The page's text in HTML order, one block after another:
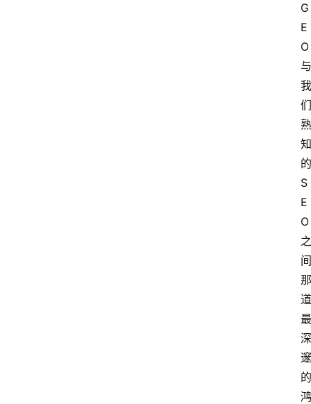
G
E
O
与
我
们
熟
知
的
S
E
O
之
间
那
道
最
深
邃
的
鸿